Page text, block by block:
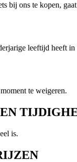
bij ons te kopen,
leeftijd heeft
te weigeren.
is.